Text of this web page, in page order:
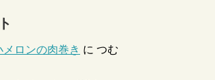
ロンの肉巻き に つむ